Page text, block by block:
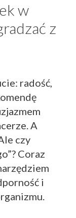
w
z
radość,
A
czy
Coraz
i